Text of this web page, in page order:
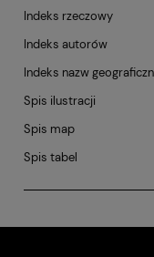
Indeks rzeczowy
Indeks autorów
Indeks nazw
Spis ilustracji
Spis map
Spis tabel